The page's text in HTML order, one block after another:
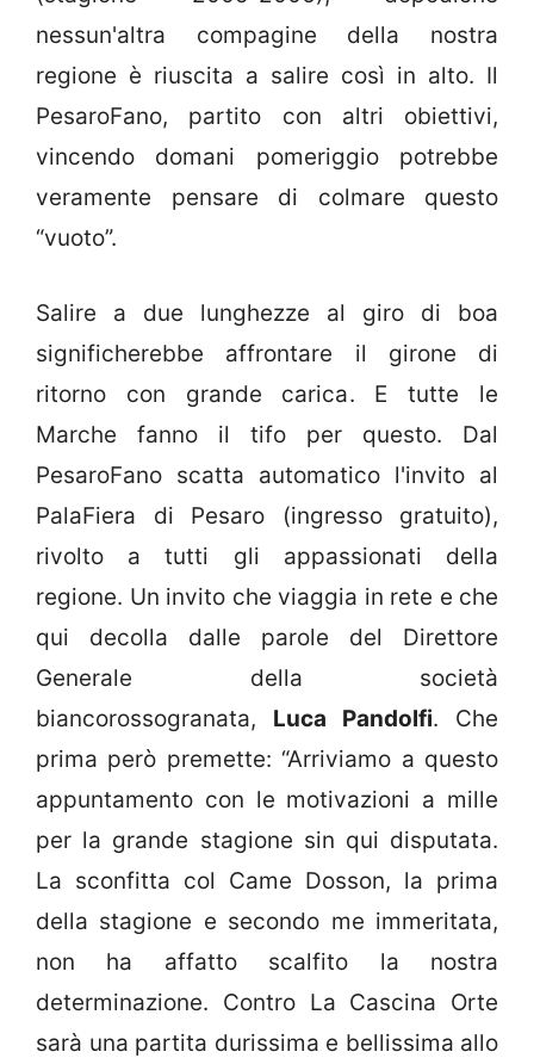
nessun'altra compagine della nostra
regione è riuscita a salire così in alto. Il
PesaroFano, partito con altri obiettivi,
vincendo domani pomeriggio potrebbe
veramente pensare di colmare questo
“vuoto”.
Salire a due lunghezze al giro di boa
significherebbe affrontare il girone di
ritorno con grande carica. E tutte le
Marche fanno il tifo per questo. Dal
PesaroFano scatta automatico l'invito al
PalaFiera di Pesaro (ingresso gratuito),
rivolto a tutti gli appassionati della
regione. Un invito che viaggia in rete e che
qui decolla dalle parole del Direttore
Generale della società
biancorossogranata, Luca Pandolfi. Che
prima però premette: “Arriviamo a questo
appuntamento con le motivazioni a mille
per la grande stagione sin qui disputata.
La sconfitta col Came Dosson, la prima
della stagione e secondo me immeritata,
non ha affatto scalfito la nostra
determinazione. Contro La Cascina Orte
sarà una partita durissima e bellissima allo